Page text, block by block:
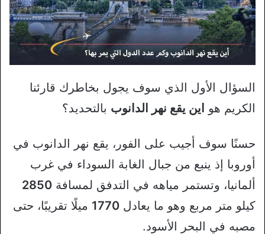
السؤال الأول الذي سوف يجول بخاطرك قارئنا
الكريم هو اين يقع نهر الدانوب بالتحديد؟
حسنًا سوف أجيب على الفور، يقع نهر الدانوب في
أوروبا إذ ينبع من جبال الغابة السوداء في غرب
ألمانيا، وتستمر مياهه في التدفق لمسافة 2850
كيلو متر مربع وهو ما يعادل 1770 ميلًا تقريبًا، حتى
مصبه في البحر الأسود.